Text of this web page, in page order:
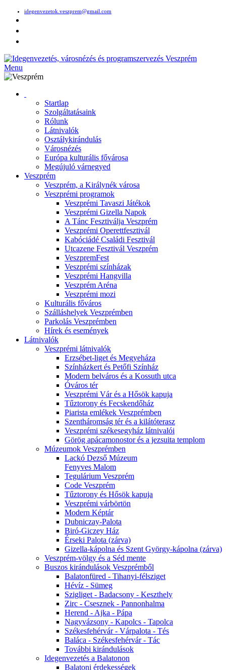
idegenvezetok.veszprem@gmail.com
Menu
Startlap
Szolgáltatásaink
Rólunk
Látnivalók
Osztálykirándulás
Városnézés
Európa kulturális fővárosa
Megújuló várnegyed
Veszprém
Veszprém, a Királynék városa
Veszprémi programok
Veszprémi Tavaszi Játékok
Veszprémi Gizella Napok
A Tánc Fesztiválja Veszprém
Veszprémi Operettfesztivál
Kabóciádé Családi Fesztivál
Utcazene Fesztivál Veszprém
VeszpremFest
Veszprémi színházak
Veszprémi Hangvilla
Veszprém Aréna
Veszprémi mozi
Kulturális főváros
Szálláshelyek Veszprémben
Parkolás Veszprémben
Hírek és események
Látnivalók
Veszprémi látnivalók
Erzsébet-liget és Megyeháza
Színházkert és Petőfi Színház
Modern belváros és a Kossuth utca
Óváros tér
Veszprémi Vár és a Hősök kapuja
Tűztorony és Fecskendőház
Piarista emlékek Veszprémben
Szentháromság tér és a kilátóterasz
Veszprémi székesegyház látnivalói
Görög apácamonostor és a jezsuita templom
Múzeumok Veszprémben
Lackó Dezső Múzeum
Fenyves Malom
Tegulárium Veszprém
Code Veszprém
Tűztorony és Hősök kapuja
Veszprémi várbörtön
Modern Képtár
Dubniczay-Palota
Biró-Giczey Ház
Érseki Palota (zárva)
Gizella-kápolna és Szent György-kápolna (zárva)
Veszprém-völgy és a Séd mente
Buszos kirándulások Veszprémből
Balatonfüred - Tihanyi-félsziget
Hévíz - Sümeg
Szigliget - Badacsony - Keszthely
Zirc - Csesznek - Pannonhalma
Herend - Ajka - Pápa
Nagyvázsony - Kapolcs - Tapolca
Székesfehérvár - Várpalota - Tés
Baláca - Székesfehérvár - Tác
További kirándulások
Idegenvezetés a Balatonon
Balatoni érdekességek